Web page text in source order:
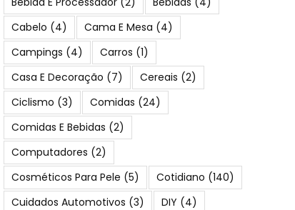
Cabelo (4) Cama E Mesa (4)
Campings (4) Carros (1)
Casa E Decoração (7) Cereais (2)
Ciclismo (3) Comidas (24)
Comidas E Bebidas (2)
Computadores (2)
Cosméticos Para Pele (5) Cotidiano (140)
Cuidados Automotivos (3) DIY (4)